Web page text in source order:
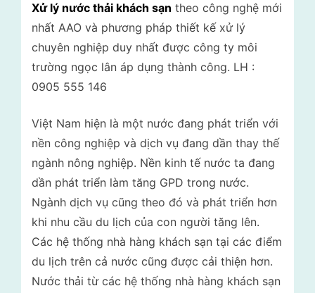
L
â
n
Xử lý nước thải khách sạn theo công nghệ mới
nhất AAO và phương pháp thiết kế xử lý
chuyên nghiệp duy nhất được công ty môi
trường ngọc lân áp dụng thành công. LH :
0905 555 146
Việt Nam hiện là một nước đang phát triển với
nền công nghiệp và dịch vụ đang dần thay thế
ngành nông nghiệp. Nền kinh tế nước ta đang
dần phát triển làm tăng GPD trong nước.
Ngành dịch vụ cũng theo đó và phát triển hơn
khi nhu cầu du lịch của con người tăng lên.
Các hệ thống nhà hàng khách sạn tại các điểm
du lịch trên cả nước cũng được cải thiện hơn.
Nước thải từ các hệ thống nhà hàng khách sạn